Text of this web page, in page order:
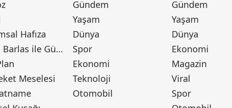
Hafıza
Canan Barlas ile Gündem
Meselesi
Gündem
Yaşam
Dünya
Spor
Ekonomi
Teknoloji
Otomobil
Gündem
Yaşam
Dünya
Ekonomi
Magazin
Viral
Spor